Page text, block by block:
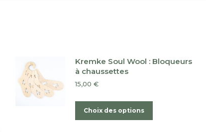
Kremke Soul Wool : Bloqueurs
à chaussettes
15,00 €
Choix des options
produit